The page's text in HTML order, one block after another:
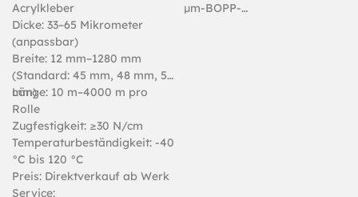
Klebebändern für
Kartonverpackungen
Acrylkleber
Dicke: 33–65 Mikrometer
(anpassbar)
Breite: 12 mm–1280 mm
(Standard: 45 mm, 48 mm, 50
mm)
Länge: 10 m–4000 m pro
Rolle
Zugfestigkeit: ≥30 N/cm
Temperaturbeständigkeit: -40
°C bis 120 °C
Preis: Direktverkauf ab Werk
Service:
mit bedrucktem
µm-BOPP-